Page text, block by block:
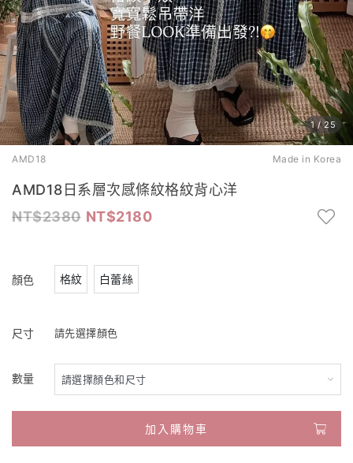
1/25
AMD18 Made in Korea
AMD18日系層次感條紋格紋背心洋
2380
2180
顏色 格紋 白蕾絲
尺寸 請先選擇顏色
數量
加入購物車